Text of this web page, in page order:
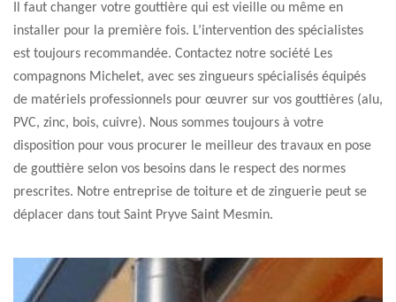
Il faut changer votre gouttière qui est vieille ou même en
installer pour la première fois. L’intervention des spécialistes
est toujours recommandée. Contactez notre société Les
compagnons Michelet, avec ses zingueurs spécialisés équipés
de matériels professionnels pour œuvrer sur vos gouttières (alu,
PVC, zinc, bois, cuivre). Nous sommes toujours à votre
disposition pour vous procurer le meilleur des travaux en pose
de gouttière selon vos besoins dans le respect des normes
prescrites. Notre entreprise de toiture et de zinguerie peut se
déplacer dans tout Saint Pryve Saint Mesmin.